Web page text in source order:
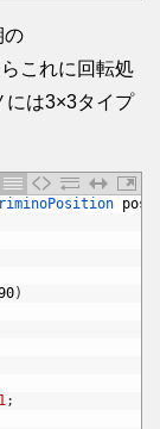
の
これに回転処
には3×3タイプ
pos
)
1;